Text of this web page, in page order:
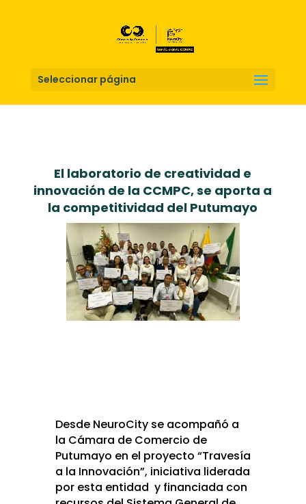
Seleccionar página
El laboratorio de creatividad e
innovación de la CCMPC, se aporta a
la competitividad del Putumayo
Desde NeuroCity se acompañó a
la Cámara de Comercio de
Putumayo en el proyecto “Travesía
a la Innovación”, iniciativa liderada
por esta entidad y financiada con